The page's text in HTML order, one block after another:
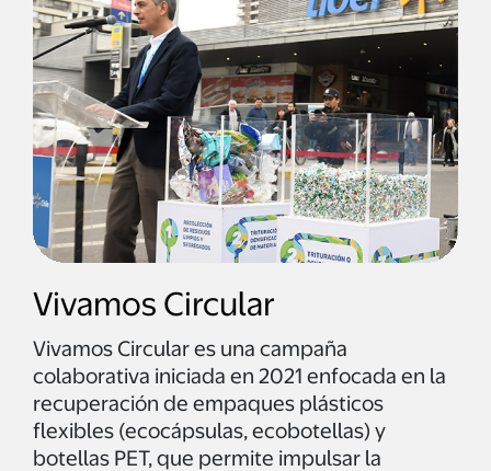
Vivamos Circular
Vivamos Circular es una campaña
colaborativa iniciada en 2021 enfocada en la
recuperación de empaques plásticos
flexibles (ecocápsulas, ecobotellas) y
botellas PET, que permite impulsar la